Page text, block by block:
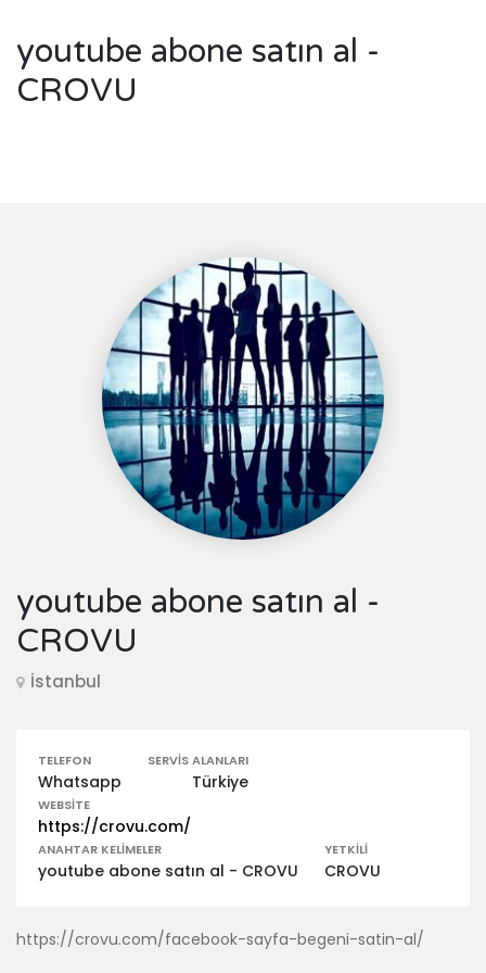
youtube abone satın al -
CROVU
youtube abone satın al -
CROVU
İstanbul
TELEFON
Whatsapp
SERVIS ALANLARI
Türkiye
WEBSITE
https://crovu.com/
ANAHTAR KELIMELER
youtube abone satın al - CROVU
YETKILI
CROVU
https://crovu.com/facebook-sayfa-begeni-satin-al/